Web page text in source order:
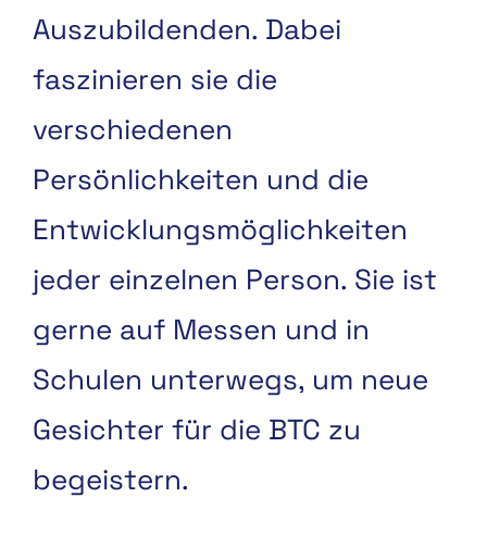
Auszubildenden. Dabei
faszinieren sie die
verschiedenen
Persönlichkeiten und die
Entwicklungsmöglichkeiten
jeder einzelnen Person. Sie ist
gerne auf Messen und in
Schulen unterwegs, um neue
Gesichter für die BTC zu
begeistern.